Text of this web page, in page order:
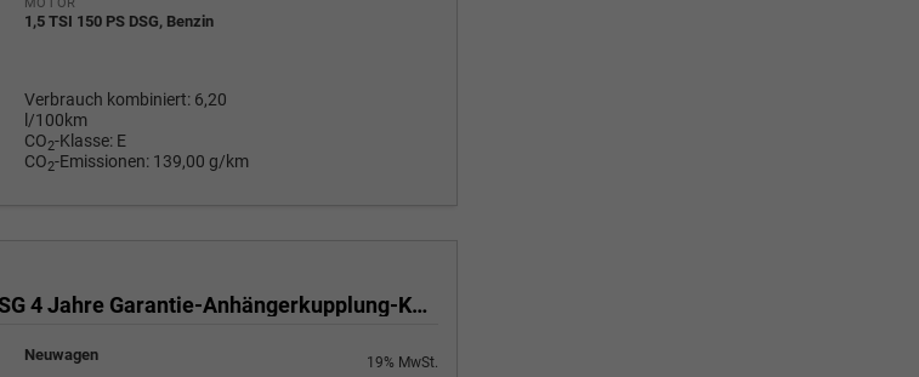
1,5 TSI 150 PS DSG, Benzin
Verbrauch kombiniert: 6,20
l/100km
CO2-Klasse: E
CO2-Emissionen: 139,00 g/km
Selection 1.5 TSI 150 PS DSG 4 Jahre Garantie-Anhängerkupplung-Keyless Start-AppleCarPlay-AndroidAuto-Sunset-Tempomat-2-Zonen-Klima-16''Alu
Neuwagen
19% MwSt.